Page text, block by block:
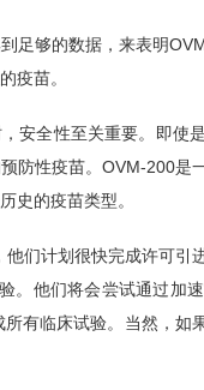
够的数据，来表明
疫苗。
全性至关重要。即使
防性疫苗。OVM-200
史的疫苗类型。
计划很快完成许可引
。他们将会尝试通过加
有临床试验。当然，如